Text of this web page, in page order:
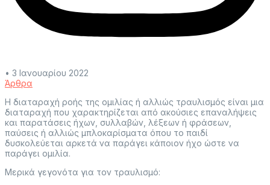
• 3 Ιανουαρίου 2022
Άρθρα
Η διαταραχή ροής της ομιλίας ή αλλιώς τραυλισμός είναι μια
διαταραχή που χαρακτηρίζεται από ακούσιες επαναλήψεις
και παρατάσεις ήχων, συλλαβών, λέξεων ή φράσεων,
παύσεις ή αλλιώς μπλοκαρίσματα όπου το παιδί
δυσκολεύεται αρκετά να παράγει κάποιον ήχο ώστε να
παράγει ομιλία.
Μερικά γεγονότα για τον τραυλισμό: